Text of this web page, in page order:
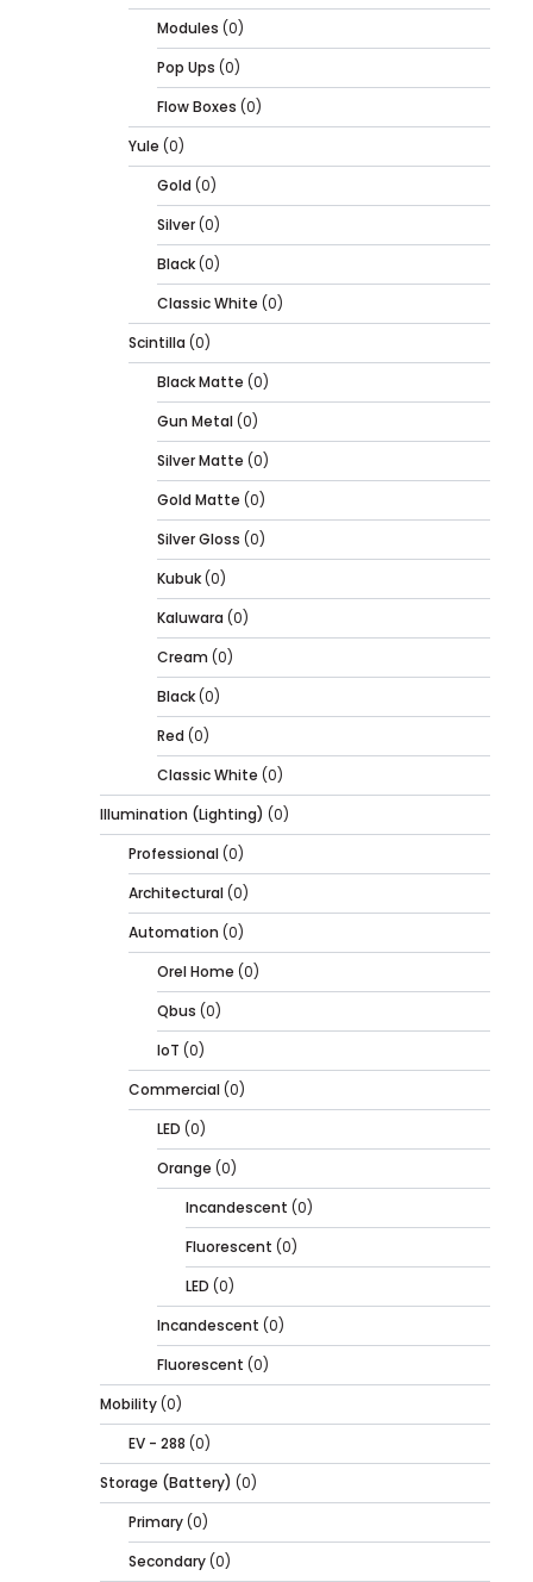
Modules (0)
Pop Ups (0)
Flow Boxes (0)
Yule (0)
Gold (0)
Silver(0)
Black(0)
Classic White (0)
Scintilla (0)
Black Matte (0)
Gun Metal(0)
Silver Matte (0)
Gold Matte (0)
Silver Gloss (0)
Kubuk(0)
Kaluwara (0)
Cream (0)
Black(0)
Red (0)
Classic White (0)
Illumination (Lighting) (0)
Professional(0)
Architectural(0)
Automation (0)
Orel Home (0)
Qbus (0)
IoT (0)
Commercial(0)
LED (0)
Orange (0)
Incandescent (0)
Fluorescent (0)
LED (0)
Incandescent (0)
Fluorescent (0)
Mobility(0)
EV - 288 (0)
Storage (Battery) (0)
Primary(0)
Secondary(0)